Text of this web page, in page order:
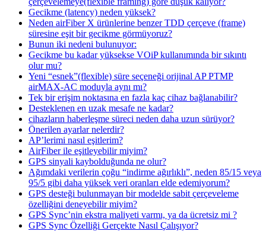
Gecikme (latency) neden yüksek?
Neden airFiber X ürünlerine benzer TDD çerçeve (frame)
süresine eşit bir gecikme görmüyoruz?
Bunun iki nedeni bulunuyor:
Gecikme bu kadar yüksekse VOiP kullanımında bir sıkıntı
olur mu?
Yeni “esnek”(flexible) süre seçeneği orijinal AP PTMP
airMAX-AC moduyla aynı mı?
Tek bir erişim noktasına en fazla kaç cihaz bağlanabilir?
Desteklenen en uzak mesafe ne kadar?
cihazların haberleşme süreci neden daha uzun sürüyor?
Önerilen ayarlar nelerdir?
AP’lerimi nasıl eşitlerim?
AirFiber ile eşitleyebilir miyim?
GPS sinyali kaybolduğunda ne olur?
Ağımdaki verilerin çoğu “indirme ağırlıklı”, neden 85/15 veya
95/5 gibi daha yüksek veri oranları elde edemiyorum?
GPS desteği bulunmayan bir modelde sabit çerçeveleme
özelliğini deneyebilir miyim?
GPS Sync’nin ekstra maliyeti varmı, ya da ücretsiz mi ?
GPS Sync Özelliği Gerçekte Nasıl Çalışıyor?